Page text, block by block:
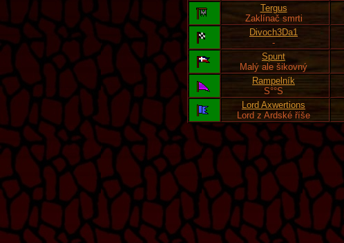
Tergus
Zaklínač smrti
Divoch3Da1
-
Spunt
Malý ale šikovný
Rampelník
S°°S
Lord Axwertions
Lord z Ardské říše